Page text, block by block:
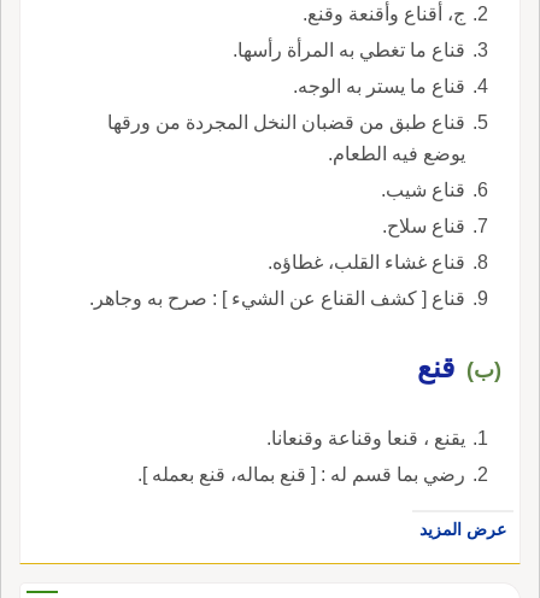
ج، أقناع وأقنعة وقنع.
قناع ما تغطي به المرأة رأسها.
قناع ما يستر به الوجه.
قناع طبق من قضبان النخل المجردة من ورقها
يوضع فيه الطعام.
قناع شيب.
قناع سلاح.
قناع غشاء القلب، غطاؤه.
قناع [ كشف القناع عن الشيء ] : صرح به وجاهر.
(ب) قنع
يقنع ، قنعا وقناعة وقنعانا.
رضي بما قسم له : [ قنع بماله، قنع بعمله ].
عرض المزيد